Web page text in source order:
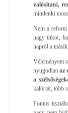
valósítani,
mindenki
Nem a
nagy titkot,
napról a
Véleményem
nyugodtanaz
a
kalóriát, több
Fontos